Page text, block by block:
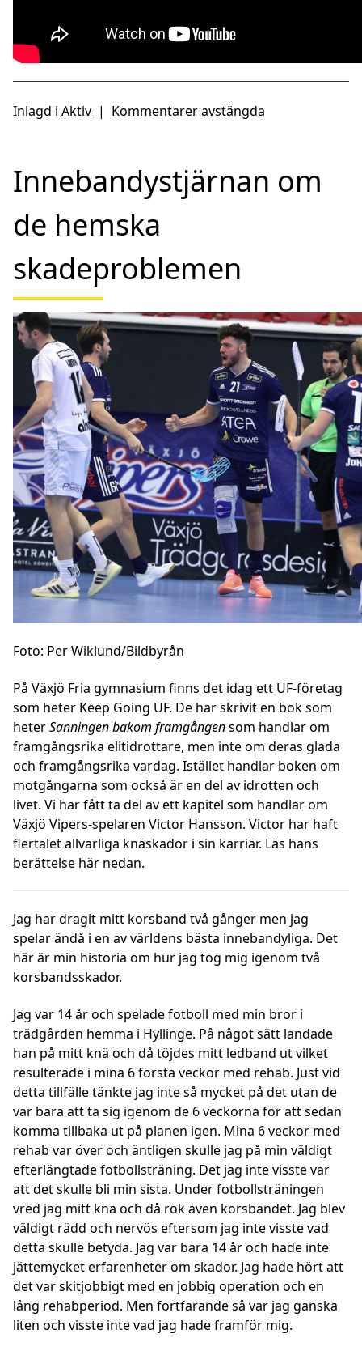
Inlagd i Aktiv | Kommentarer avstängda
Innebandystjärnan om
de hemska
skadeproblemen
Foto: Per Wiklund/Bildbyrån
På Växjö Fria gymnasium finns det idag ett UF-företag
som heter Keep Going UF. De har skrivit en bok som
heterSanningen bakom framgångensom handlar om
framgångsrika elitidrottare, men inte om deras glada
och framgångsrika vardag. Istället handlar boken om
motgångarna som också är en del av idrotten och
livet. Vi har fått ta del av ett kapitel som handlar om
Växjö Vipers-spelaren Victor Hansson. Victor har haft
flertalet allvarliga knäskador i sin karriär. Läs hans
berättelse här nedan.
Jag har dragit mitt korsband två gånger men jag
spelar ändå i en av världens bästa innebandyliga. Det
här är min historia om hur jag tog mig igenom två
korsbandsskador.
Jag var 14 år och spelade fotboll med min bror i
trädgården hemma i Hyllinge. På något sätt landade
han på mitt knä och då töjdes mitt ledband ut vilket
resulterade i mina 6 första veckor med rehab. Just vid
detta tillfälle tänkte jag inte så mycket på det utan de
var bara att ta sig igenom de 6 veckorna för att sedan
komma tillbaka ut på planen igen. Mina 6 veckor med
rehab var över och äntligen skulle jag på min väldigt
efterlängtade fotbollsträning. Det jag inte visste var
att det skulle bli min sista. Under fotbollsträningen
vred jag mitt knä och då rök även korsbandet. Jag blev
väldigt rädd och nervös eftersom jag inte visste vad
detta skulle betyda. Jag var bara 14 år och hade inte
jättemycket erfarenheter om skador. Jag hade hört att
det var skitjobbigt med en jobbig operation och en
lång rehabperiod. Men fortfarande så var jag ganska
liten och visste inte vad jag hade framför mig.